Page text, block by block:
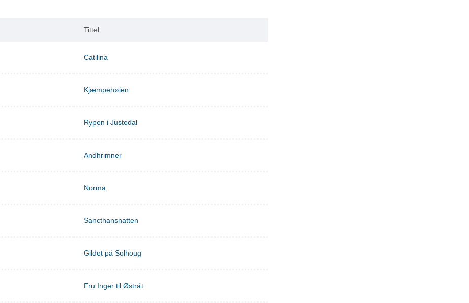
Tittel
Catilina
Kjæmpehøien
Rypen i Justedal
Andhrimner
Norma
Sancthansnatten
Gildet på Solhoug
Fru Inger til Østråt